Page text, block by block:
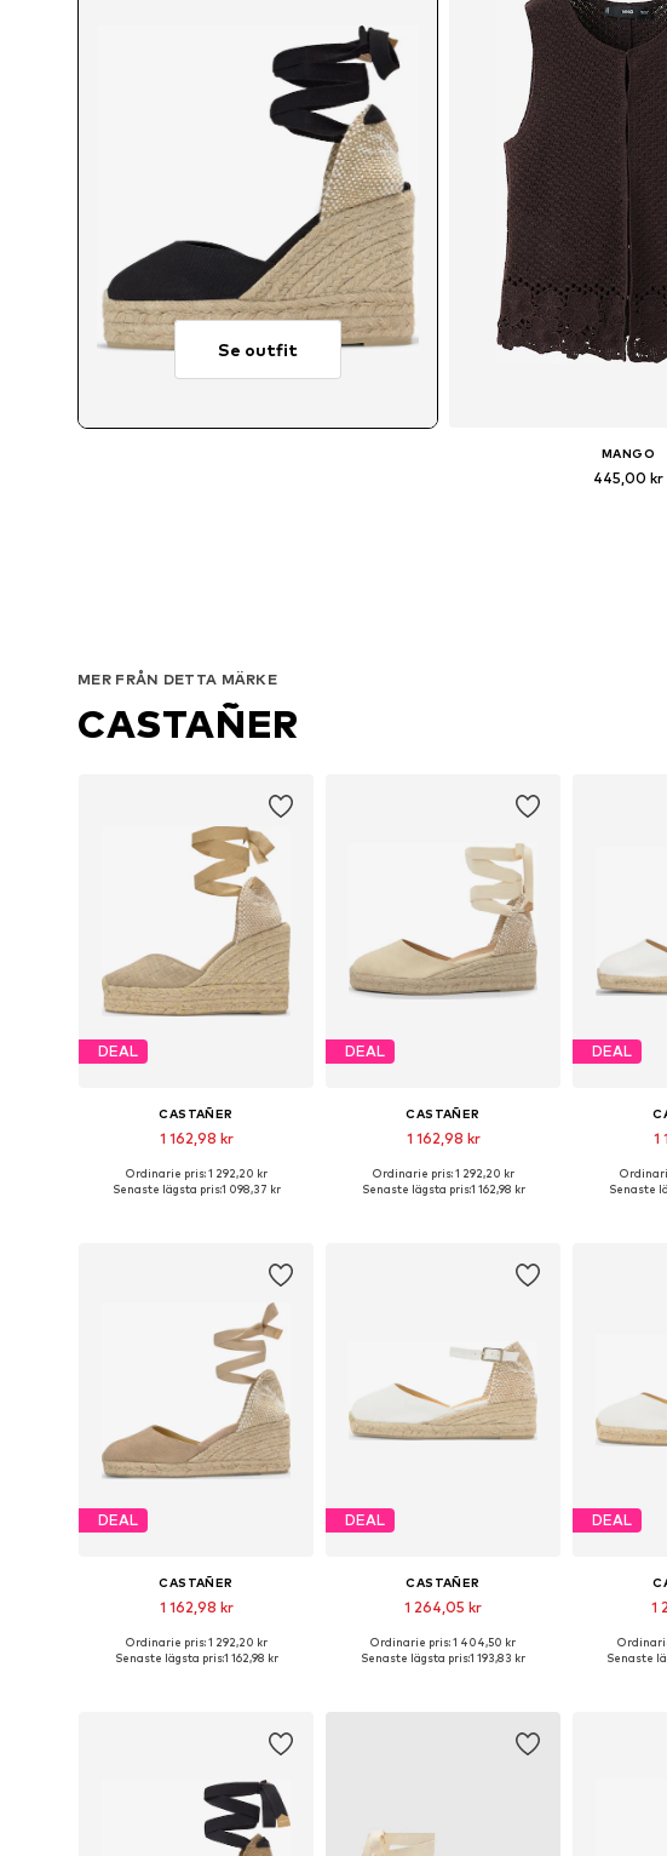
Se outfit
MANGO
445,00 kr
MER FRÅN DETTA MÄRKE
CASTAÑER
DEAL
CASTAÑER
1 162,98 kr
Ordinarie pris: 1 292,20 kr
Senaste lägsta pris:1 098,37 kr
DEAL
CASTAÑER
1 162,98 kr
Ordinarie pris: 1 292,20 kr
Senaste lägsta pris:1 162,98 kr
DEAL
1
Senaste
DEAL
CASTAÑER
1 162,98 kr
Ordinarie pris: 1 292,20 kr
Senaste lägsta pris:1 162,98 kr
DEAL
CASTAÑER
1 264,05 kr
Tillgängliga storlekar: 39, 40, 41
Ordinarie pris: 1 404,50 kr
Senaste lägsta pris:1 193,83 kr
DEAL
1
Senaste